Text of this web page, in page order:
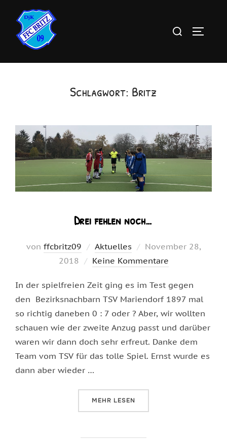
Inhalt
springen
Suchen
Schlagwort: Britz
Drei fehlen noch…
von ffcbritz09 Aktuelles
Veröffentlicht
am
November 28,
2018
Keine Kommentare
In der spielfreien Zeit ging es im Test gegen
den Bezirksnachbarn TSV Mariendorf 1897 mal
so richtig daneben 0 : 7 oder ? Aber, wir wollten
schauen wie der zweite Anzug passt und darüber
waren wir dann doch sehr erfreut. Danke dem
Team vom TSV für das tolle Spiel. Ernst wurde es
dann aber wieder …
MEHR ÜBER „DREI FEHLEN NOCH…“
LESEN